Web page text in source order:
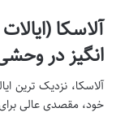
آلاسکا
انگیز در
آلاسکا، نزدیک ترین
خود، مقصدی عالی